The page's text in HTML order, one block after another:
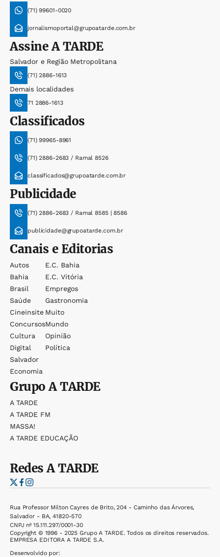
(71) 99601-0020
jornalismoportal@grupoatarde.com.br
AssineA TARDE
Salvador e Região Metropolitana
(71) 2886-1613
Demais localidades
71 2886-1613
Classificados
(71) 99965-8961
(71) 2886-2683 / Ramal 8526
classificados@grupoatarde.com.br
Publicidade
(71) 2886-2683 / Ramal 8585 | 8586
publicidade@grupoatarde.com.br
Canais e Editorias
Autos
Bahia
Brasil
Saúde
Cineinsite
Concursos
Cultura
Digital
Salvador
Economia
E.c. Bahia
E.c. Vitória
Empregos
Gastronomia
Muito
Mundo
Opinião
Política
GrupoA TARDE
A TARDE
A TARDE FM
MASSA!
A TARDE EDUCAÇÃO
RedesA TARDE
Rua Professor Milton Cayres de Brito, 204 - Caminho das Árvores,
Salvador - BA, 41820-570
CNPJ nº 15.111.297/0001-30
Copyright © 1996 - 2025 Grupo A TARDE. Todos os direitos reservados.
EMPRESA EDITORA A TARDE S.A.
Desenvolvido por: